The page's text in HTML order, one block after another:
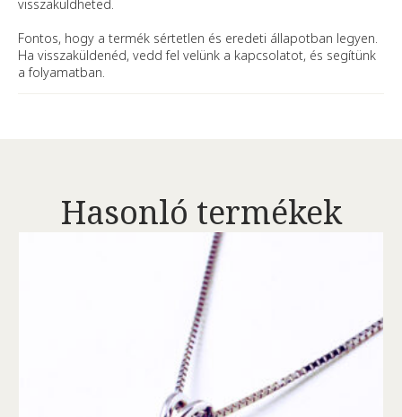
visszaküldheted.
Fontos, hogy a termék sértetlen és eredeti állapotban legyen.
Ha visszaküldenéd, vedd fel velünk a kapcsolatot, és segítünk
a folyamatban.
Hasonló termékek